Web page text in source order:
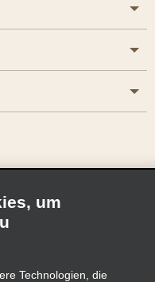
um
Technologien, die